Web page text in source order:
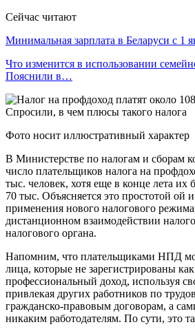
Сейчас читают
Минимальная зарплата в Беларуси с 1
Что изменится в использовании
Пояснили в…
Фото носит иллюстративный характер
В Министерстве по налогам и сборам
число плательщиков налога на
тыс. человек, хотя еще в конце лета
70 тыс. Объясняется это простотой ой
применения нового налогового
дистанционном взаимодействии
налогового органа.
Напомним, что плательщиками НПД
лица, которые не зарегистрированы
профессиональный доход, используя
привлекая других работников по
гражданско-правовым договорам, а
никаким работодателям. По сути, это